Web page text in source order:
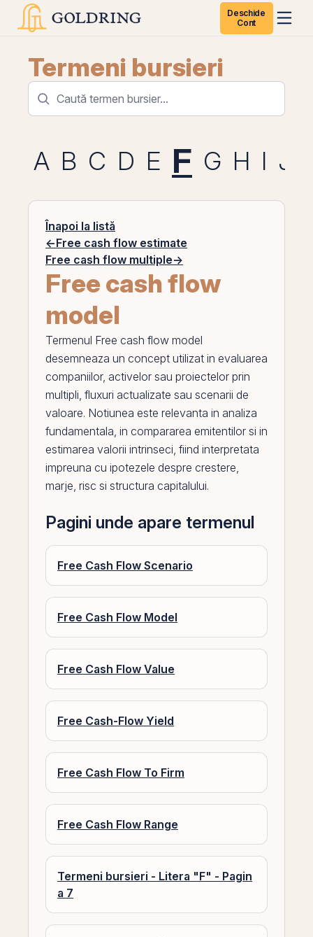
Deschide
Cont
Termeni bursieri
A B C D E F G H I J
Înapoi la listă
←Free cash flow estimate
Free cash flow multiple→
Free cash flow
model
Termenul Free cash flow model
desemneaza un concept utilizat in evaluarea
companiilor, activelor sau proiectelor prin
multipli, fluxuri actualizate sau scenarii de
valoare. Notiunea este relevanta in analiza
fundamentala, in compararea emitentilor si in
estimarea valorii intrinseci, fiind interpretata
impreuna cu ipotezele despre crestere,
marje, risc si structura capitalului.
Pagini unde apare termenul
Free Cash Flow Scenario
Free Cash Flow Model
Free Cash Flow Value
Free Cash-Flow Yield
Free Cash Flow To Firm
Free Cash Flow Range
Termeni bursieri - Litera "F" - Pagin
a 7